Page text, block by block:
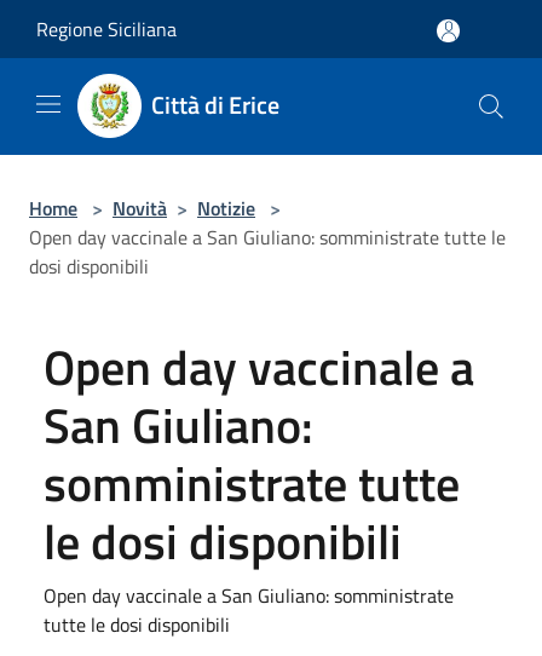
Regione Siciliana
Città di Erice
Home > Novità > Notizie >
Open day vaccinale a San Giuliano: somministrate tutte le
dosi disponibili
Open day vaccinale a
San Giuliano:
somministrate tutte
le dosi disponibili
Open day vaccinale a San Giuliano: somministrate
tutte le dosi disponibili